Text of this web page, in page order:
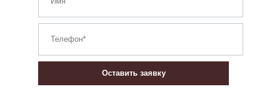
Оставить заявку